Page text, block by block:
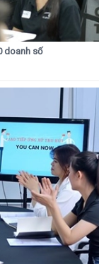
doanh số